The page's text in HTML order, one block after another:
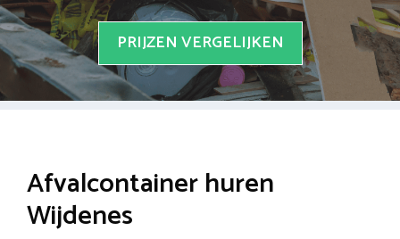
PRIJZEN VERGELIJKEN
Afvalcontainer huren
Wijdenes